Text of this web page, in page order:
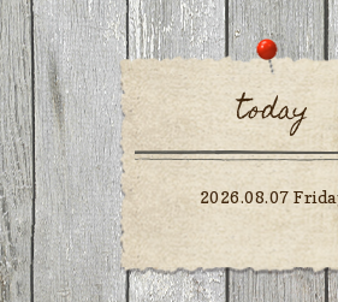
today
2026.08.07